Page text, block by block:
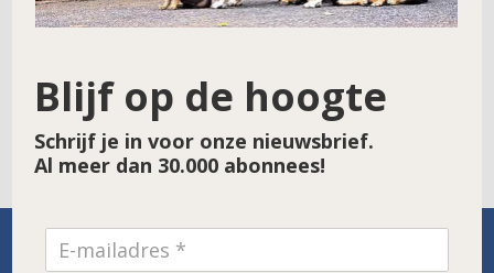
Site
Blijf op de hoogte
Schrijf je in voor onze nieuwsbrief.
Al meer dan 30.000 abonnees!